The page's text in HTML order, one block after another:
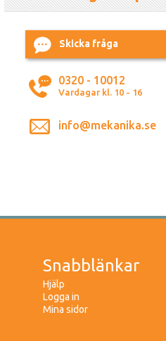
Skicka fråga
0320 - 10012
Vardagar kl. 10 - 16
info@mekanika.se
Snabblänkar
Hjälp
Logga in
Mina sidor